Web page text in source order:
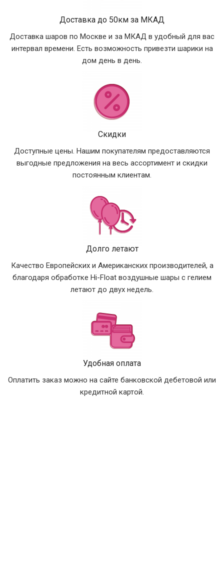
Доставка до 50км за МКАД
Доставка шаров по Москве и за МКАД в удобный для вас
интервал времени. Есть возможность привезти шарики на
дом день в день.
Скидки
Доступные цены. Нашим покупателям предоставляются
выгодные предложения на весь ассортимент и скидки
постоянным клиентам.
Долго летают
Качество Европейских и Американских производителей, а
благодаря обработке Hi-Float воздушные шары с гелием
летают до двух недель.
Удобная оплата
Оплатить заказ можно на сайте банковской дебетовой или
кредитной картой.